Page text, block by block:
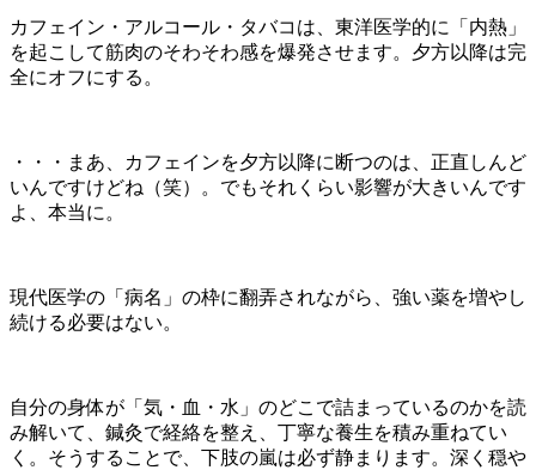
カフェイン・アルコール・タバコは、東洋医学的に「内熱」
を起こして筋肉のそわそわ感を爆発させます。夕方以降は完
全にオフにする。
・・・まあ、カフェインを夕方以降に断つのは、正直しんど
いんですけどね（笑）。でもそれくらい影響が大きいんです
よ、本当に。
現代医学の「病名」の枠に翻弄されながら、強い薬を増やし
続ける必要はない。
自分の身体が「気・血・水」のどこで詰まっているのかを読
み解いて、鍼灸で経絡を整え、丁寧な養生を積み重ねてい
く。そうすることで、下肢の嵐は必ず静まります。深く穏や